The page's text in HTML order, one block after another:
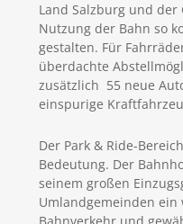
Land Salzburg und
Nutzung der Bahn so
gestalten. Für
überdachte
zusätzlich 55 neue
einspurige
Der Park & Ride-
Bedeutung. Der
seinem großen
Umlandgemeinden